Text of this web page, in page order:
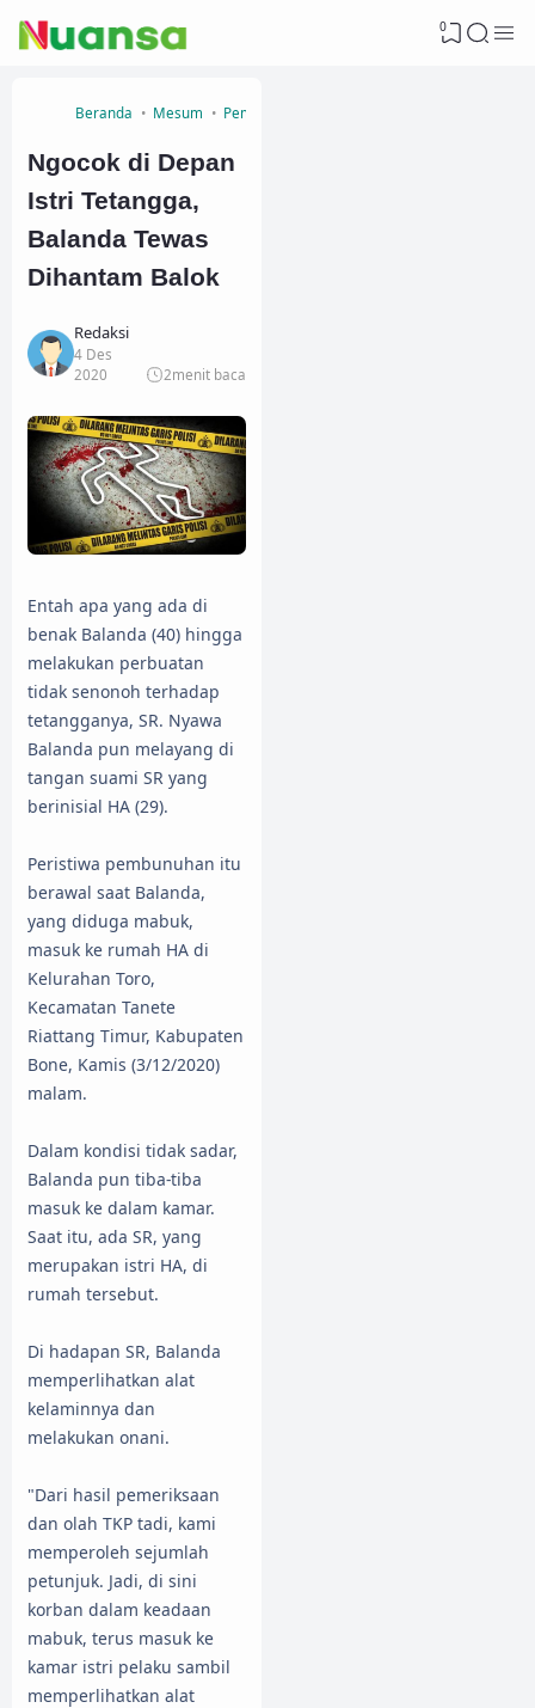
0
Beranda Mesum Pembunuhan
Ngocok di Depan
Istri Tetangga,
Balanda Tewas
Dihantam Balok
Redaksi
4 Des
2020
2menit baca
Entah apa yang ada di
benak Balanda (40) hingga
melakukan perbuatan
tidak senonoh terhadap
tetangganya, SR. Nyawa
Balanda pun melayang di
tangan suami SR yang
berinisial HA (29).
Peristiwa pembunuhan itu
berawal saat Balanda,
yang diduga mabuk,
masuk ke rumah HA di
Kelurahan Toro,
Kecamatan Tanete
Riattang Timur, Kabupaten
Bone, Kamis (3/12/2020)
malam.
Dalam kondisi tidak sadar,
Balanda pun tiba-tiba
masuk ke dalam kamar.
Saat itu, ada SR, yang
merupakan istri HA, di
rumah tersebut.
Di hadapan SR, Balanda
memperlihatkan alat
kelaminnya dan
melakukan onani.
"Dari hasil pemeriksaan
dan olah TKP tadi, kami
memperoleh sejumlah
petunjuk. Jadi, di sini
korban dalam keadaan
mabuk, terus masuk ke
kamar istri pelaku sambil
memperlihatkan alat